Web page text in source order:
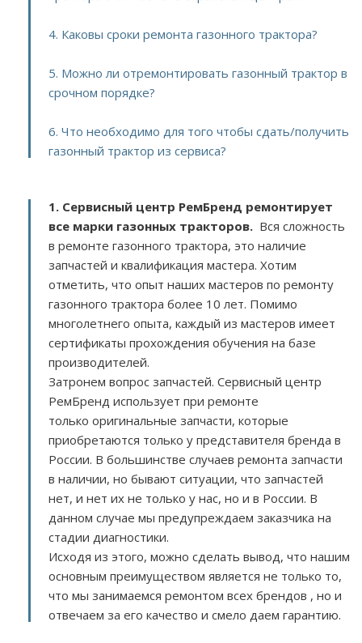
4. Каковы сроки ремонта газонного трактора?
5. Можно ли отремонтировать газонный трактор в
срочном порядке?
6. Что необходимо для того чтобы сдать/получить
газонный трактор из сервиса?
1. Сервисный центр РемБренд ремонтирует
все марки газонных тракторов. Вся сложность
в ремонте газонного трактора, это наличие
запчастей и квалификация мастера. Хотим
отметить, что опыт наших мастеров по ремонту
газонного трактора более 10 лет. Помимо
многолетнего опыта, каждый из мастеров имеет
сертификаты прохождения обучения на базе
производителей.
Затронем вопрос запчастей. Сервисный центр
РемБренд использует при ремонте
только оригинальные запчасти, которые
приобретаются только у представителя бренда в
России. В большинстве случаев ремонта запчасти
в наличии, но бывают ситуации, что запчастей
нет, и нет их не только у нас, но и в России. В
данном случае мы предупреждаем заказчика на
стадии диагностики.
Исходя из этого, можно сделать вывод, что нашим
основным преимуществом является не только то,
что мы занимаемся ремонтом всех брендов , но и
отвечаем за его качество и смело даем гарантию.